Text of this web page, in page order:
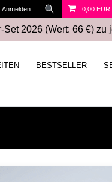
Anmelden 0,00 EUR
2026 (Wert: 66 €) zu
BESTSELLER